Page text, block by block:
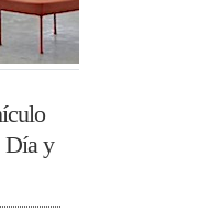
Día y